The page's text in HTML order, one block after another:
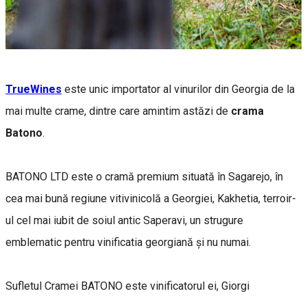
TrueWines este unic importator al vinurilor din Georgia de la
mai multe crame, dintre care amintim astăzi de crama
Batono.
BATONO LTD este o cramă premium situată în Sagarejo, în
cea mai bună regiune vitivinicolă a Georgiei, Kakhetia, terroir-
ul cel mai iubit de soiul antic Saperavi, un strugure
emblematic pentru vinificatia georgiană și nu numai.
Sufletul Cramei BATONO este vinificatorul ei, Giorgi